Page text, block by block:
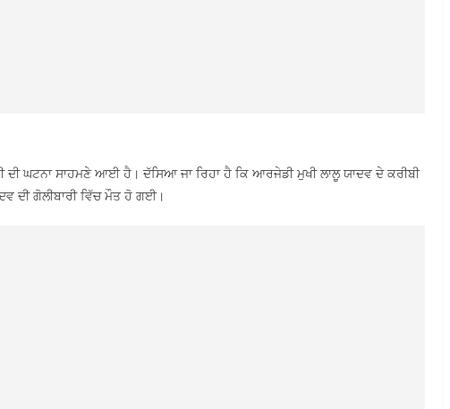
ਦੀ ਘਟਨਾ ਸਾਹਮਣੇ ਆਈ ਹੈ। ਦੱਸਿਆ ਜਾ ਰਿਹਾ ਹੈ ਕਿ ਆਰਜੇਡੀ ਮੁਖੀ ਲਾਲੂ ਯਾਦਵ ਦੇ ਕਰੀਬੀ
ਦੀ ਗੋਲੀਬਾਰੀ ਵਿੱਚ ਮੌਤ ਹੋ ਗਈ।